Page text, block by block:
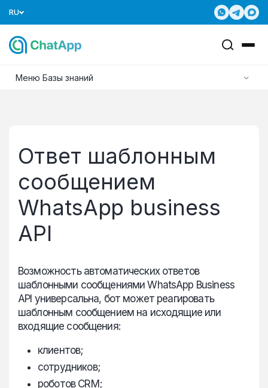
RU
Меню Базы знаний
Ответ шаблонным
сообщением
WhatsApp business
API
Возможность автоматических ответов
шаблонными сообщениями WhatsApp Business
API универсальна, бот может реагировать
шаблонным сообщением на исходящие или
входящие сообщения:
клиентов;
сотрудников;
роботов CRM;